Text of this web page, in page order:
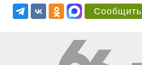
Сообщить